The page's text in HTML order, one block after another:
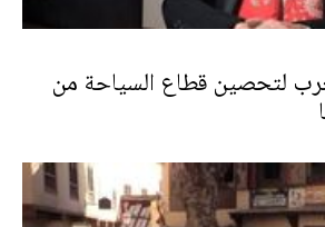
لتحصين قطاع السياحة من